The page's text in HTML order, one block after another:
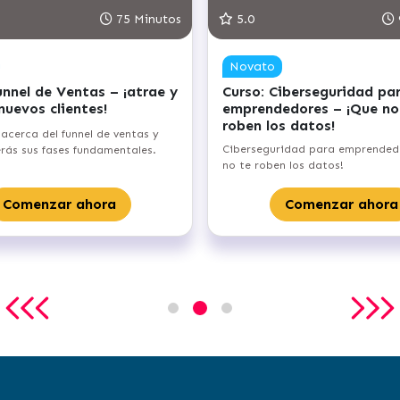
90 Minutos
Curso: Punto de equilibrio
financiero – alcanza el umbral de
Aprenderás los aspectos fundamentales
acerca del punto de equilibrio de tu
Comenzar ahora
Curso:
Aprenderás a
empresa